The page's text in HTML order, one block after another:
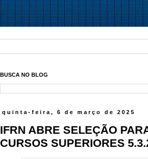
BUSCA NO BLOG
quinta-feira, 6 de março de 2025
IFRN ABRE SELEÇÃO
CURSOS SUPERIORES